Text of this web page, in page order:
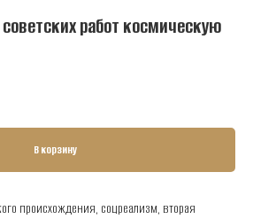
работ космическую
В корзину
происхождения, соцреализм, вторая